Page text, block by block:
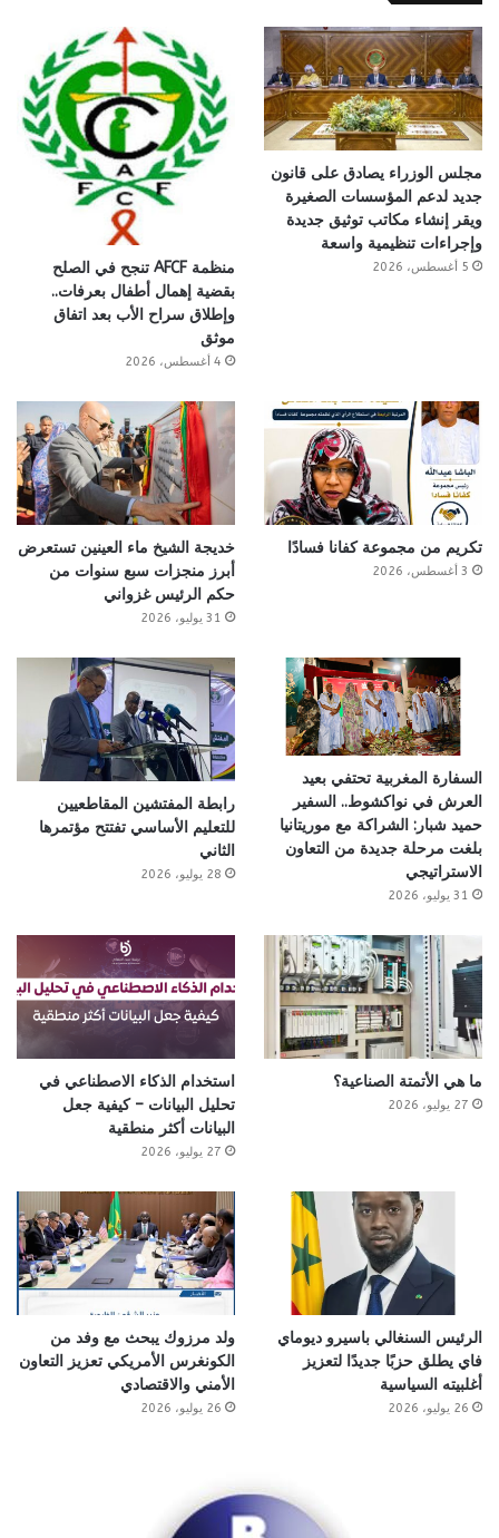
مجلس الوزراء يصادق على قانون
جديد لدعم المؤسسات الصغيرة
ويقر إنشاء مكاتب توثيق جديدة
وإجراءات تنظيمية واسعة
5 أغسطس، 2026
منظمة AFCF تنجح في الصلح
بقضية إهمال أطفال بعرفات..
وإطلاق سراح الأب بعد اتفاق
موثق
4 أغسطس، 2026
تكريم من مجموعة كفانا فسادًا
3 أغسطس، 2026
خديجة الشيخ ماء العينين تستعرض
أبرز منجزات سبع سنوات من
حكم الرئيس غزواني
31 يوليو، 2026
السفارة المغربية تحتفي بعيد
العرش في نواكشوط.. السفير
حميد شبار: الشراكة مع موريتانيا
بلغت مرحلة جديدة من التعاون
الاستراتيجي
31 يوليو، 2026
رابطة المفتشين المقاطعيين
للتعليم الأساسي تفتتح مؤتمرها
الثاني
28 يوليو، 2026
ما هي الأتمتة الصناعية؟
27 يوليو، 2026
استخدام الذكاء الاصطناعي في
تحليل البيانات – كيفية جعل
البيانات أكثر منطقية
27 يوليو، 2026
الرئيس السنغالي باسيرو ديوماي
فاي يطلق حزبًا جديدًا لتعزيز
أغلبيته السياسية
26 يوليو، 2026
ولد مرزوك يبحث مع وفد من
الكونغرس الأمريكي تعزيز التعاون
الأمني والاقتصادي
26 يوليو، 2026